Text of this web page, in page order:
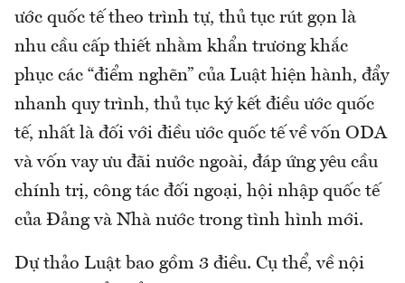
ước quốc tế theo trình tự, thủ tục rút gọn là
nhu cầu cấp thiết nhằm khẩn trương khắc
phục các “điểm nghẽn” của Luật hiện hành, đẩy
nhanh quy trình, thủ tục ký kết điều ước quốc
tế, nhất là đối với điều ước quốc tế về vốn ODA
và vốn vay ưu đãi nước ngoài, đáp ứng yêu cầu
chính trị, công tác đối ngoại, hội nhập quốc tế
của Đảng và Nhà nước trong tình hình mới.
Dự thảo Luật bao gồm 3 điều. Cụ thể, về nội